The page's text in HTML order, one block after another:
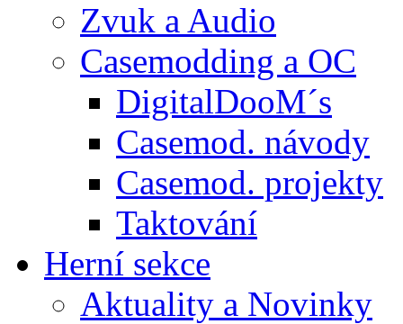
Zvuk a Audio
Casemodding a OC
DigitalDooM´s
Casemod. návody
Casemod. projekty
Taktování
Herní sekce
Aktuality a Novinky